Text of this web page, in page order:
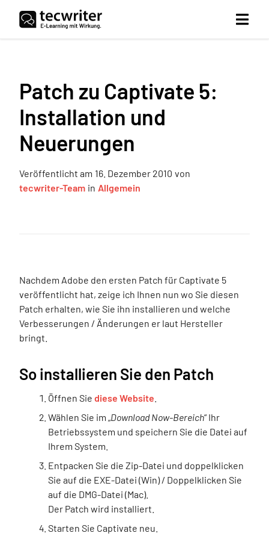
Patch zu Captivate 5:
Installation und
Neuerungen
Veröffentlicht am 16. Dezember 2010 von
tecwriter-Team in Allgemein
Nachdem Adobe den ersten Patch für Captivate 5
veröffentlicht hat, zeige ich Ihnen nun wo Sie diesen
Patch erhalten, wie Sie ihn installieren und welche
Verbesserungen / Änderungen er laut Hersteller
bringt.
So installieren Sie den Patch
Öffnen Sie diese Website
Wählen Sie im „Download Now-Bereich“ Ihr
Betriebssystem und speichern Sie die Datei auf
Ihrem System.
Entpacken Sie die Zip-Datei und doppelklicken
Sie auf die EXE-Datei (Win) / Doppelklicken Sie
auf die DMG-Datei (Mac).
Der Patch wird installiert.
Starten Sie Captivate neu.